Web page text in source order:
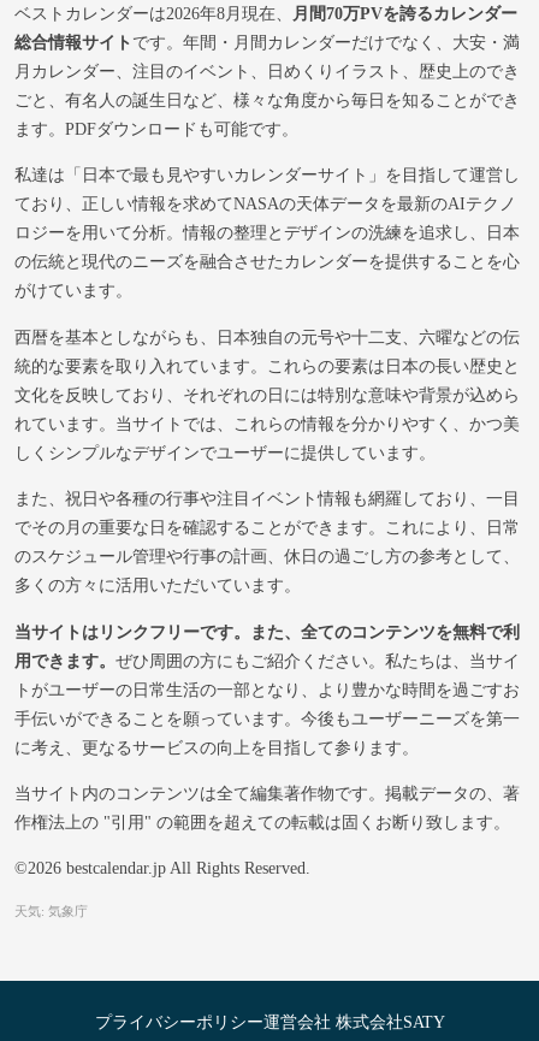
ベストカレンダーは2026年8月現在、
月間70万PVを誇るカレンダー
総合情報サイトです。年間・月間カレンダーだけでなく、大安・満
月カレンダー、注目のイベント、日めくりイラスト、歴史上のでき
ごと、有名人の誕生日など、様々な角度から毎日を知ることができ
ます。PDFダウンロードも可能です。
私達は「日本で最も見やすいカレンダーサイト」を目指して運営し
ており、正しい情報を求めてNASAの天体データを最新のAIテクノ
ロジーを用いて分析。情報の整理とデザインの洗練を追求し、日本
の伝統と現代のニーズを融合させたカレンダーを提供することを心
がけています。
西暦を基本としながらも、日本独自の元号や十二支、六曜などの伝
統的な要素を取り入れています。これらの要素は日本の長い歴史と
文化を反映しており、それぞれの日には特別な意味や背景が込めら
れています。当サイトでは、これらの情報を分かりやすく、かつ美
しくシンプルなデザインでユーザーに提供しています。
また、祝日や各種の行事や注目イベント情報も網羅しており、一目
でその月の重要な日を確認することができます。これにより、日常
のスケジュール管理や行事の計画、休日の過ごし方の参考として、
多くの方々に活用いただいています。
当サイトはリンクフリーです。また、全てのコンテンツを無料で利
用できます。 ぜひ周囲の方にもご紹介ください。私たちは、当サイ
トがユーザーの日常生活の一部となり、より豊かな時間を過ごすお
手伝いができることを願っています。今後もユーザーニーズを第一
に考え、更なるサービスの向上を目指して参ります。
当サイト内のコンテンツは全て編集著作物です。掲載データの、著
作権法上の "引用" の範囲を超えての転載は固くお断り致します。
©2026 bestcalendar.jp All Rights Reserved.
天気: 気象庁
プライバシーポリシー運営会社 株式会社SATY